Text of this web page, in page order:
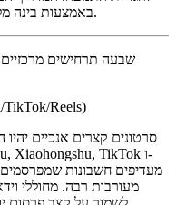
באמצעות בינה מלאכותית לשיווק בכל ערוץ ותסריט נפוצים.
שבעה תרחישים מרכזיים
Reels)
סרטונים קצרים אנכיים
מעורבות רבה. מחוללי